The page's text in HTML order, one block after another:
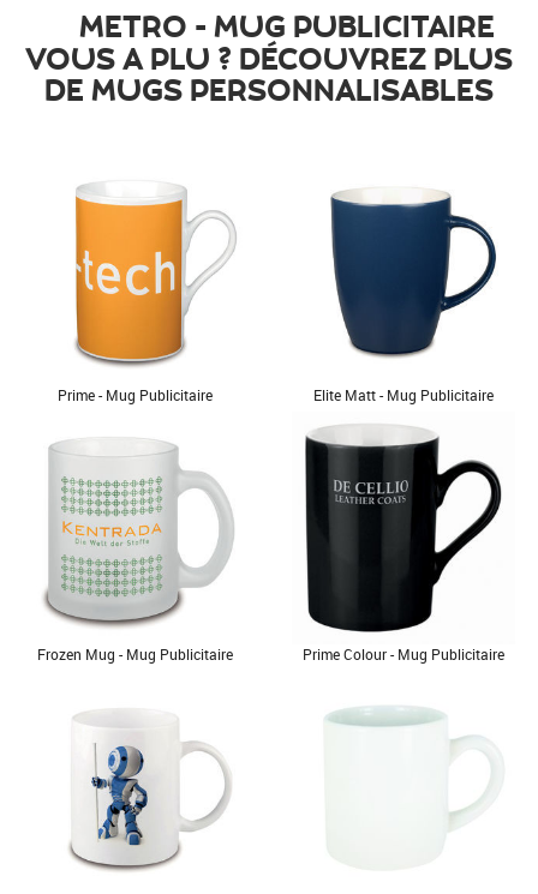
METRO - MUG PUBLICITAIRE
VOUS A PLU ? DÉCOUVREZ PLUS
DE MUGS PERSONNALISABLES
Prime - Mug Publicitaire Elite Matt - Mug Publicitaire
Frozen Mug - Mug Publicitaire Prime Colour - Mug Publicitaire